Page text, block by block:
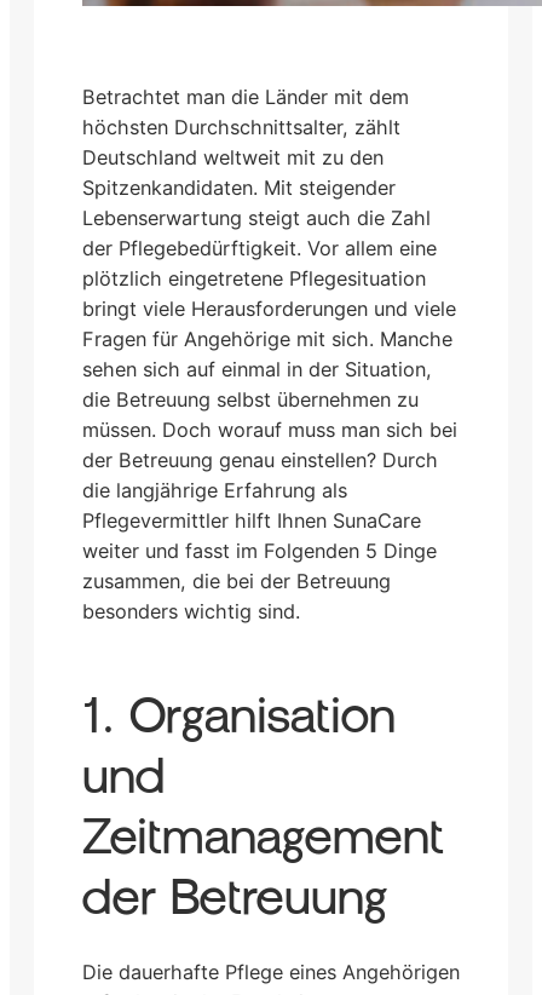
Betrachtet man die Länder mit dem
höchsten Durchschnittsalter, zählt
Deutschland weltweit mit zu den
Spitzenkandidaten. Mit steigender
Lebenserwartung steigt auch die Zahl
der Pflegebedürftigkeit. Vor allem eine
plötzlich eingetretene Pflegesituation
bringt viele Herausforderungen und viele
Fragen für Angehörige mit sich. Manche
sehen sich auf einmal in der Situation,
die Betreuung selbst übernehmen zu
müssen. Doch worauf muss man sich bei
der Betreuung genau einstellen? Durch
die langjährige Erfahrung als
Pflegevermittler hilft Ihnen SunaCare
weiter und fasst im Folgenden 5 Dinge
zusammen, die bei der Betreuung
besonders wichtig sind.
1. Organisation
und
Zeitmanagement
der Betreuung
Die dauerhafte Pflege eines Angehörigen